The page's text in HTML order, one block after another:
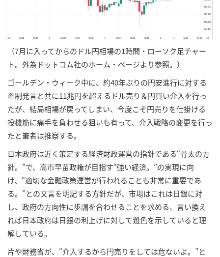
（7月に入ってからのドル円相場の1時間・ローソク足チャー
ト。外為ドットコム社のホーム・ページより参照。）
ゴールデン・ウィーク中に、約40年ぶりの円安進行に対する
牽制発言と共に11兆円を超えるドル売り＆円買い介入を行っ
たが、結局相場が戻ってしまい、今度こそ円売りを仕掛ける
投機筋に痛手を負わせる狙いも有って、介入戦略の変更を行っ
たと筆者は推察する。
日本政府は近く策定する経済財政運営の指針である“骨太の方
針。”で、高市早苗政権が目指す“強い経済。”の実現に向
け、“適切な金融政策運営が行われることも非常に重要であ
る。”との文言を明記する方針だが、市場はこれは日銀に対
し、政府の方向性に歩調を合わせることを求める、言い換え
れば日本政府は日銀の利上げに対して難色を示していると理
解している。
片や財務省が、“介入するから円売りをしては危ないよ。”と